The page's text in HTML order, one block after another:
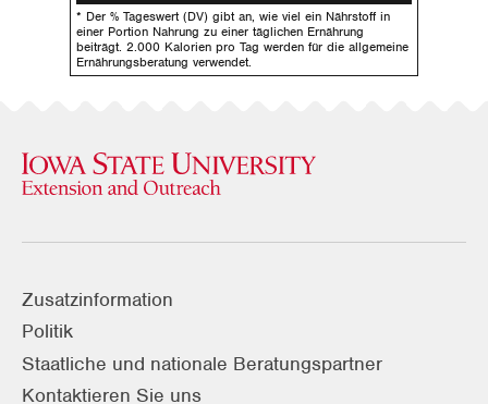
* Der % Tageswert (DV) gibt an, wie viel ein Nährstoff in
einer Portion Nahrung zu einer täglichen Ernährung
beiträgt. 2.000 Kalorien pro Tag werden für die allgemeine
Ernährungsberatung verwendet.
Zusatzinformation
Politik
Staatliche und nationale Beratungspartner
Kontaktieren Sie uns